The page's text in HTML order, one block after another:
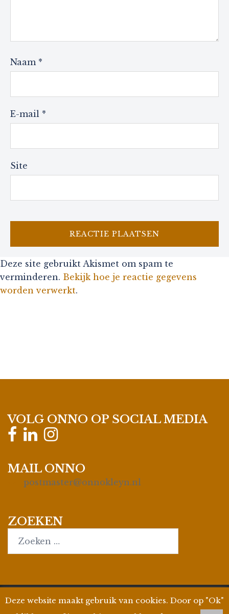
Naam *
E-mail *
Site
Deze site gebruikt Akismet om spam te
verminderen. Bekijk hoe je reactie gegevens
worden verwerkt.
VOLG ONNO OP SOCIAL MEDIA
MAIL ONNO
postmaster@onnokleyn.nl
ZOEKEN
© 2026Onno Kleyn| Site byWPman4U|
Deze website maakt gebruik van cookies. Door op "Ok"